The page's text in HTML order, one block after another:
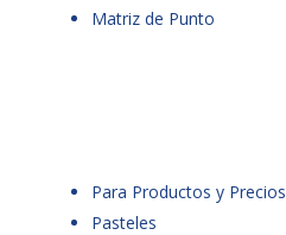
Matriz de Punto
Para Productos y Precios
Pasteles